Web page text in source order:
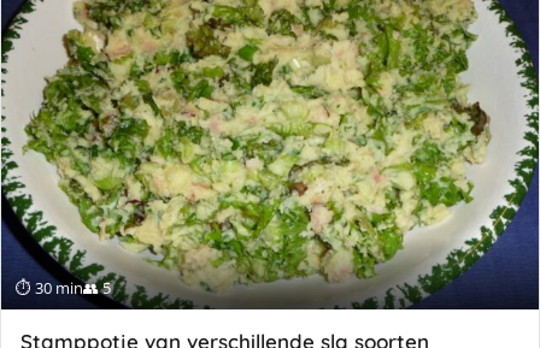
⏱ 30 min👥 5
Stamppotje van verschillende sla soorten